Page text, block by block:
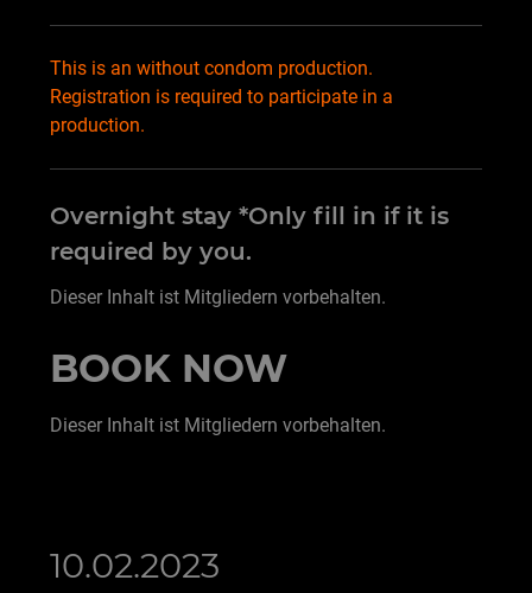
This is an without condom production.
Registration is required to participate in a
production.
Overnight stay *Only fill in if it is
required by you.
Dieser Inhalt ist Mitgliedern vorbehalten.
BOOK NOW
Dieser Inhalt ist Mitgliedern vorbehalten.
10.02.2023